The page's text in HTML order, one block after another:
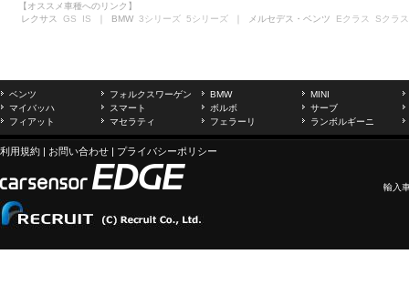
【オススメ車種へのリンク】
レクサス GS IS ｜ BMW 3シリーズ 5シリーズ ｜ メルセデス・ベンツ Eクラス Sクラス
ベンツ フォルクスワーゲン BMW
MINI
マイバッハ
スマート ボルボ
サーブ
フィアット
マセラティ フェラーリ ランボルギーニ
利用規約 | お問い合わせ | プライバシーポリシー
輸入